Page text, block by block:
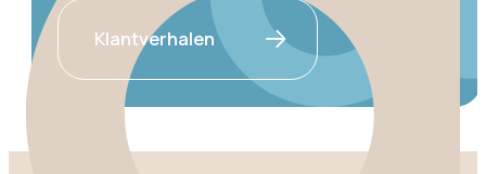
Klantverhalen